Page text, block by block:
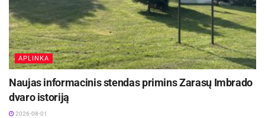
APLINKA
Naujas informacinis stendas primins Zarasų Imbrado
dvaro istoriją
2026-08-01